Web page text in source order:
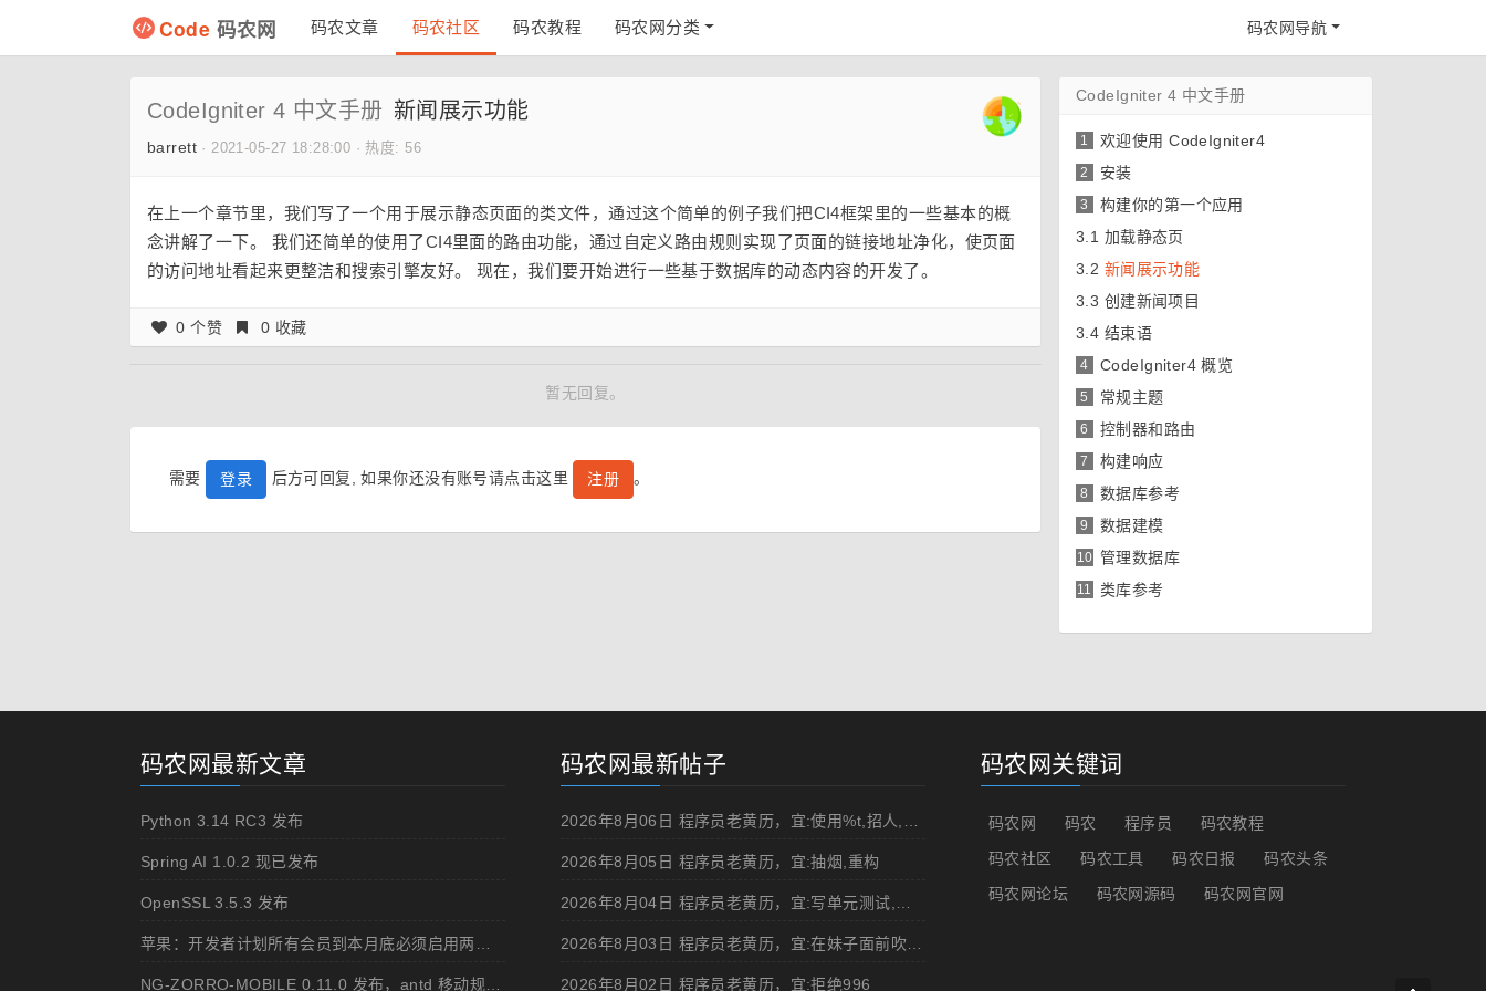
Code 码农网 码农文章 码农社区 码农教程 码农网分类 码农网导航
CodeIgniter 4 中文手册 新闻展示功能
barrett ·2021-05-27 18:28:00 · 热度: 56
在上一个章节里，我们写了一个用于展示静态页面的类文件，通过这个简单的例子我们把CI4框架里的一些基本的概
念讲解了一下。 我们还简单的使用了CI4里面的路由功能，通过自定义路由规则实现了页面的链接地址净化，使页面
的访问地址看起来更整洁和搜索引擎友好。 现在，我们要开始进行一些基于数据库的动态内容的开发了。
0 个赞 0 收藏
暂无回复。
需要 登录 后方可回复, 如果你还没有账号请点击这里 注册 。
CodeIgniter 4 中文手册
1 欢迎使用 CodeIgniter4
2 安装
3
构建你的第一个应用
3.1 加载静态页
3.2 新闻展示功能
3.3 创建新闻项目
3.4 结束语
4 CodeIgniter4 概览
5 常规主题
6 控制器和路由
7 构建响应
8 数据库参考
9 数据建模
10 管理数据库
11 类库参考
码农网最新文章
Python 3.14 RC3 发布
Spring AI 1.0.2 现已发布
OpenSSL 3.5.3 发布
码农网最新帖子
2026年8月05日 程序员老黄历，宜:抽烟,重构
2026年8月03日 程序员老黄历，宜:在妹子面前吹牛,浏览成人网站
2026年8月02日 程序员老黄历，宜:拒绝996
码农网关键词
码农网 码农 程序员
码农教程
码农社区
码农工具 码农日报
码农头条
码农网论坛
码农网源码 码农网官网